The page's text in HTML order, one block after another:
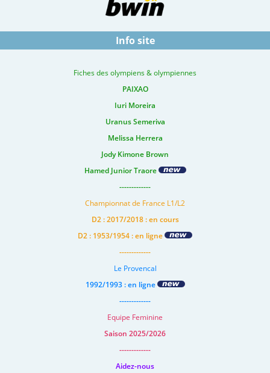
Info site
Fiches des olympiens & olympiennes
PAIXAO
Iuri Moreira
Uranus Semeriva
Melissa Herrera
Jody Kimone Brown
Hamed Junior Traore
-------------
Championnat de France L1/L2
D2 : 2017/2018 : en cours
D2 : 1953/1954 : en ligne
-------------
Le Provencal
1992/1993 : en ligne
-------------
Equipe Feminine
Saison 2025/2026
-------------
Aidez-nous